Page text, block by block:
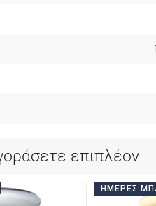
επιπλέον
ΗΜΈΡΕΣ